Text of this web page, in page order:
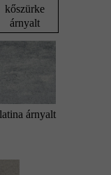
kőszürke
árnyalt
árnyalt